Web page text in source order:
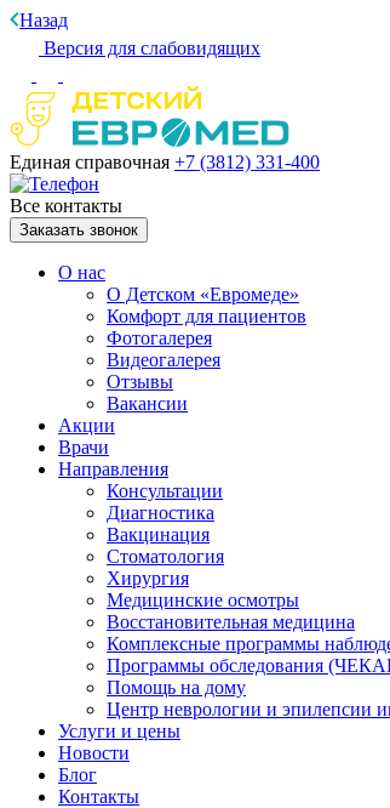
Назад
Версия для слабовидящих
Единая справочная +7 (3812) 331-400
Все контакты
Заказать звонок
О нас
О Детском «Евромеде»
Комфорт для пациентов
Фотогалерея
Видеогалерея
Отзывы
Вакансии
Акции
Врачи
Направления
Консультации
Диагностика
Вакцинация
Стоматология
Хирургия
Медицинские осмотры
Восстановительная медицина
Комплексные программы
Программы обследования
Помощь на дому
Центр неврологии и эпилепсии
Услуги и цены
Новости
Блог
Контакты